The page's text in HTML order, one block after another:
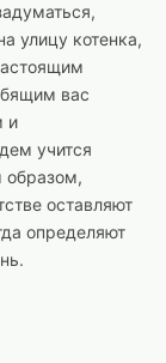
улицу котенка,
вас
и
учится
оставляют
определяют